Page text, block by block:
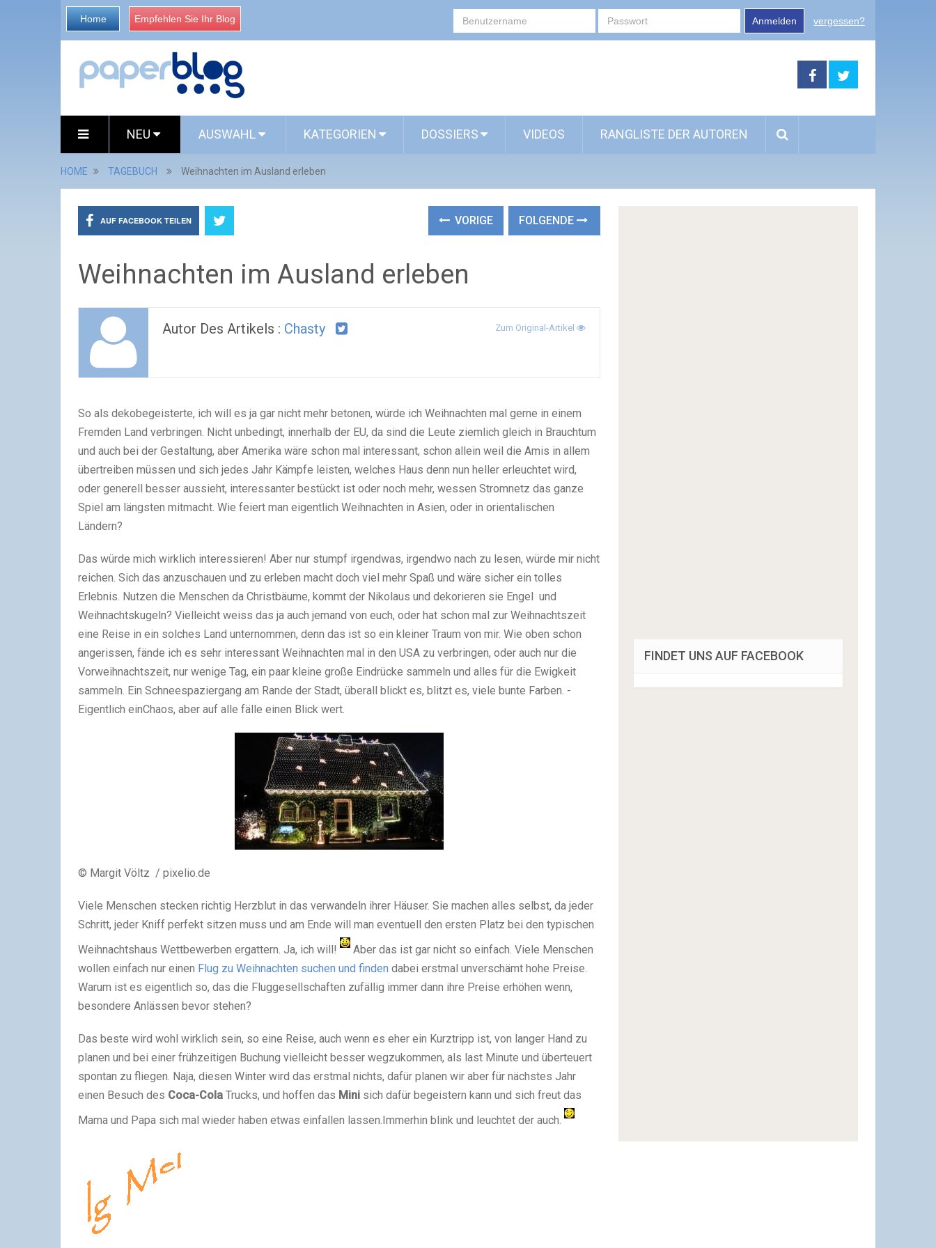
Home Empfehlen Sie Ihr Blog Anmelden vergessen?
NEU AUSWAHL KATEGORIEN DOSSIERS VIDEOS RANGLISTE DER AUTOREN
HOME TAGEBUCH Weihnachten im Ausland erleben
AUF FACEBOOK TEILEN VORIGE FOLGENDE
Weihnachten im Ausland erleben
Autor Des Artikels : Chasty Zum Original-Artikel
So als dekobegeisterte, ich will es ja gar nicht mehr betonen, würde ich Weihnachten mal gerne in einem
Fremden Land verbringen. Nicht unbedingt, innerhalb der EU, da sind die Leute ziemlich gleich in Brauchtum
und auch bei der Gestaltung, aber Amerika wäre schon mal interessant, schon allein weil die Amis in allem
übertreiben müssen und sich jedes Jahr Kämpfe leisten, welches Haus denn nun heller erleuchtet wird,
oder generell besser aussieht, interessanter bestückt ist oder noch mehr, wessen Stromnetz das ganze
Spiel am längsten mitmacht. Wie feiert man eigentlich Weihnachten in Asien, oder in orientalischen
Ländern?
Das würde mich wirklich interessieren! Aber nur stumpf irgendwas, irgendwo nach zu lesen, würde mir nicht
reichen. Sich das anzuschauen und zu erleben macht doch viel mehr Spaß und wäre sicher ein tolles
Erlebnis. Nutzen die Menschen da Christbäume, kommt der Nikolaus und dekorieren sie Engel und
Weihnachtskugeln? Vielleicht weiss das ja auch jemand von euch, oder hat schon mal zur Weihnachtszeit
eine Reise in ein solches Land unternommen, denn das ist so ein kleiner Traum von mir. Wie oben schon
angerissen, fände ich es sehr interessant Weihnachten mal in den USA zu verbringen, oder auch nur die
Vorweihnachtszeit, nur wenige Tag, ein paar kleine große Eindrücke sammeln und alles für die Ewigkeit
sammeln. Ein Schneespaziergang am Rande der Stadt, überall blickt es, blitzt es, viele bunte Farben. -
Eigentlich einChaos, aber auf alle fälle einen Blick wert.
© Margit Völtz / pixelio.de
Viele Menschen stecken richtig Herzblut in das verwandeln ihrer Häuser. Sie machen alles selbst, da jeder
Schritt, jeder Kniff perfekt sitzen muss und am Ende will man eventuell den ersten Platz bei den typischen
Weihnachtshaus Wettbewerben ergattern. Ja, ich will!
Aber das ist gar nicht so einfach. Viele Menschen
wollen einfach nur einen Flug zu Weihnachten suchen und finden dabei erstmal unverschämt hohe Preise.
Warum ist es eigentlich so, das die Fluggesellschaften zufällig immer dann ihre Preise erhöhen wenn,
besondere Anlässen bevor stehen?
Das beste wird wohl wirklich sein, so eine Reise, auch wenn es eher ein Kurztripp ist, von langer Hand zu
planen und bei einer frühzeitigen Buchung vielleicht besser wegzukommen, als last Minute und überteuert
spontan zu fliegen. Naja, diesen Winter wird das erstmal nichts, dafür planen wir aber für nächstes Jahr
einen Besuch des Coca-Cola Trucks, und hoffen das Mini sich dafür begeistern kann und sich freut das
Mama und Papa sich mal wieder haben etwas einfallen lassen.Immerhin blink und leuchtet der auch.
FINDET UNS AUF FACEBOOK